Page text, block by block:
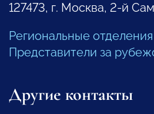
127473, г. Москва, 2-й
Региональные отделения
Представители за
Другие контакты